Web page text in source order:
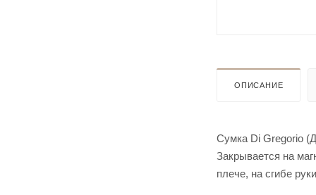
ОПИСАНИЕ
Сумка Di Gregorio
Закрывается на
плече, на сгибе